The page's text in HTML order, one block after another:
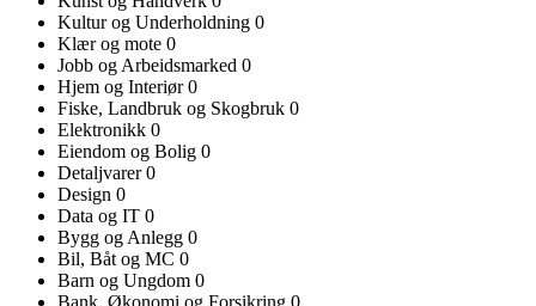
Kultur og Underholdning 0
Klær og mote 0
Jobb og Arbeidsmarked 0
Hjem og Interiør0
Fiske, Landbruk og Skogbruk 0
Elektronikk 0
Eiendom og Bolig 0
Detaljvarer0
Design 0
Data og IT 0
Bygg og Anlegg 0
Bil, Båt og MC 0
Barn og Ungdom 0
Bank, Økonomi og Forsikring 0